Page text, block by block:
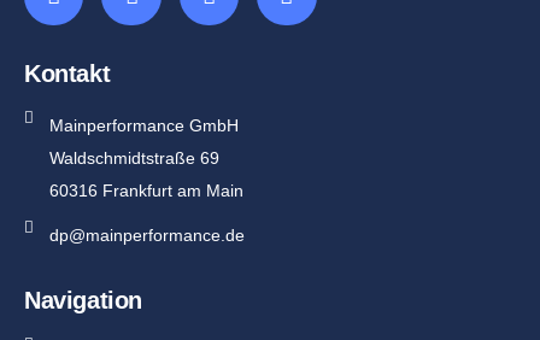
Kontakt
Mainperformance GmbH
Waldschmidtstraße 69
60316 Frankfurt am Main
dp@mainperformance.de
Navigation